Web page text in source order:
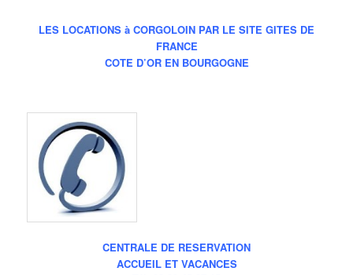
LES LOCATIONS à CORGOLOIN PAR LE SITE GITES DE
FRANCE
COTE D’OR EN BOURGOGNE
CENTRALE DE RESERVATION
ACCUEIL ET VACANCES